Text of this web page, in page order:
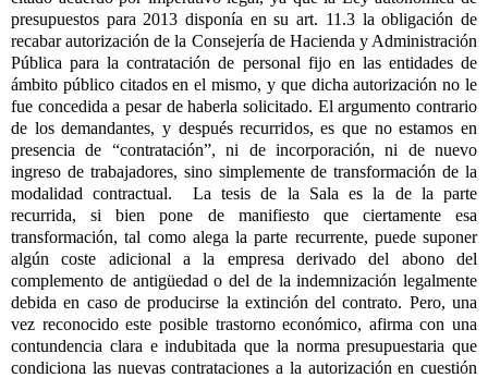
presupuestos para 2013 disponía en su art. 11.3 la obligación de
recabar autorización de la Consejería de Hacienda y Administración
Pública para la contratación de personal fijo en las entidades de
ámbito público citados en el mismo, y que dicha autorización no le
fue concedida a pesar de haberla solicitado. El argumento contrario
de los demandantes, y después recurridos, es que no estamos en
presencia de “contratación”, ni de incorporación, ni de nuevo
ingreso de trabajadores, sino simplemente de transformación de la
modalidad contractual.
La tesis de la Sala es la de la parte
recurrida, si bien pone de manifiesto que ciertamente esa
transformación, tal como alega la parte recurrente, puede suponer
algún coste adicional a la empresa derivado del abono del
complemento de antigüedad o del de la indemnización legalmente
debida en caso de producirse la extinción del contrato. Pero, una
vez reconocido este posible trastorno económico, afirma con una
contundencia clara e indubitada que la norma presupuestaria que
condiciona las nuevas contrataciones a la autorización en cuestión